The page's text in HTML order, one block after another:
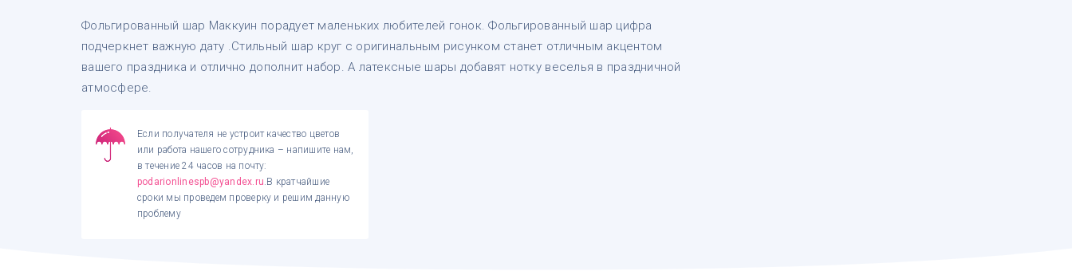
Фольгированный шар Маккуин порадует маленьких любителей гонок. Фольгированный шар цифра
подчеркнет важную дату .Стильный шар круг с оригинальным рисунком станет отличным акцентом
вашего праздника и отлично дополнит набор. А латексные шары добавят нотку веселья в праздничной
атмосфере.
Если получателя не устроит качество цветов
или работа нашего сотрудника – напишите нам,
в течение 24 часов на почту:
podarionlinespb@yandex.ru.В кратчайшие
сроки мы проведем проверку и решим данную
проблему